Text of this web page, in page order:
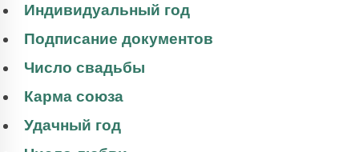
Индивидуальный год
Подписание документов
Число свадьбы
Карма союза
Удачный год